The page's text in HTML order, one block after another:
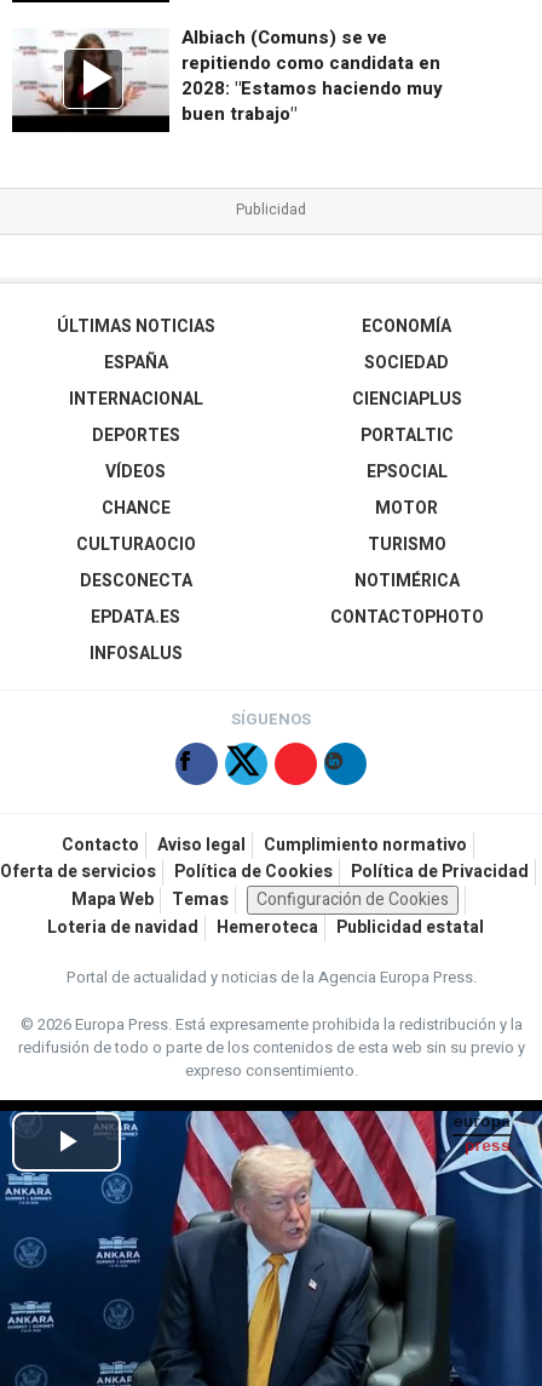
Albiach (Comuns) se ve
repitiendo como candidata en
2028: "Estamos haciendo muy
buen trabajo"
ÚLTIMAS NOTICIAS
ESPAÑA
INTERNACIONAL
DEPORTES
VÍDEOS
ECONOMÍA
SOCIEDAD
CIENCIAPLUS
PORTALTIC
EPSOCIAL
CHANCE
CULTURAOCIO
DESCONECTA
EPDATA.ES
INFOSALUS
MOTOR
TURISMO
NOTIMÉRICA
CONTACTOPHOTO
SÍGUENOS
Contacto Aviso legal
Cumplimiento normativo
Oferta de servicios
Política de Cookies
Política de Privacidad
Mapa Web
Temas
Configuración de Cookies
Loteria de navidad
Hemeroteca Publicidad estatal
Portal de actualidad y noticias de la Agencia Europa Press.
© 2026 Europa Press.Está expresamente prohibida la redistribución y la
redifusión de todo o parte de los contenidos de esta web sin su previo y
expreso consentimiento.